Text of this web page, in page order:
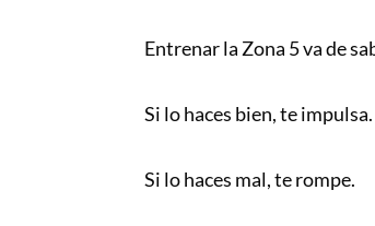
Entrenar la Zona 5 va de
Si lo haces bien, te impulsa.
Si lo haces mal, te rompe.